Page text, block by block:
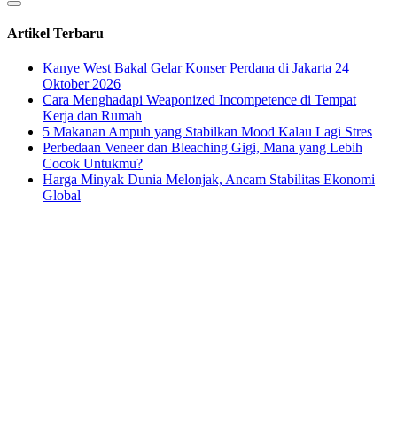
Artikel Terbaru
Kanye West Bakal Gelar Konser Perdana di Jakarta 24
Oktober 2026
Cara Menghadapi Weaponized Incompetence di Tempat
Kerja dan Rumah
5 Makanan Ampuh yang Stabilkan Mood Kalau Lagi Stres
Perbedaan Veneer dan Bleaching Gigi, Mana yang Lebih
Cocok Untukmu?
Harga Minyak Dunia Melonjak, Ancam Stabilitas Ekonomi
Global